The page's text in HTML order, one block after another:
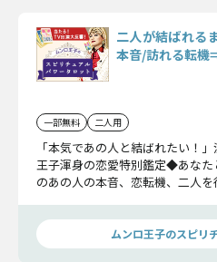
二人が結ばれる
本音/訪れる転機
一部無料 二人用
「本気であの人と結ばれたい！
王子渾身の恋愛特別鑑定◆あなた
のあの人の本音、恋転機、二人
ムンロ王子のスピリ